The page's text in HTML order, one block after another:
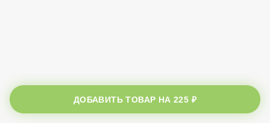
ДОБАВИТЬ ТОВАР НА225 ₽